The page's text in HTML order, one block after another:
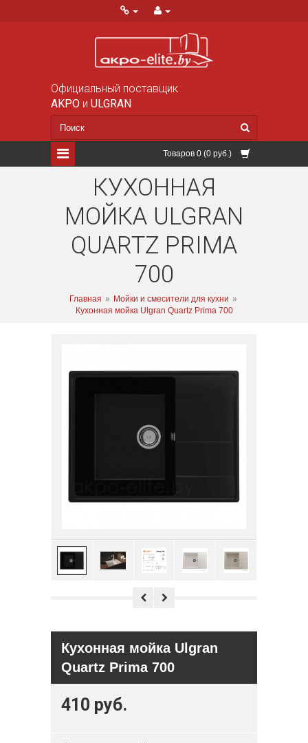
Официальный поставщик
AKPO и ULGRAN
Товаров 0 (0 руб.)
КУХОННАЯ
МОЙКА ULGRAN
QUARTZ PRIMA
700
Главная » Мойки и смесители для кухни »
Кухонная мойка Ulgran Quartz Prima 700
Кухонная мойка Ulgran
Quartz Prima 700
410 руб.